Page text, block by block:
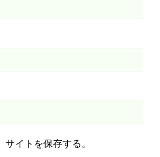
イトを保存する。